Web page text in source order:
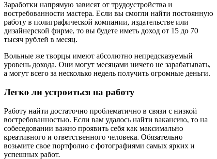
Заработки напрямую зависят от трудоустройства и
востребованности мастера. Если вы смогли найти постоянную
работу в полиграфической компании, издательстве или
дизайнерской фирме, то вы будете иметь доход от 15 до 70
тысяч рублей в месяц.
Вольные же творцы имеют абсолютно непредсказуемый
уровень дохода. Они могут месяцами ничего не зарабатывать,
а могут всего за несколько недель получить огромные деньги.
Легко ли устроиться на работу
Работу найти достаточно проблематично в связи с низкой
востребованностью. Если вам удалось найти вакансию, то на
собеседовании важно проявить себя как максимально
креативного и ответственного человека. Обязательно
возьмите свое портфолио с фотографиями самых ярких и
успешных работ.